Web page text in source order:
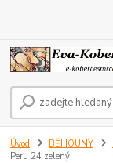
Úvod BĚHOUNY
Peru 24 zelený